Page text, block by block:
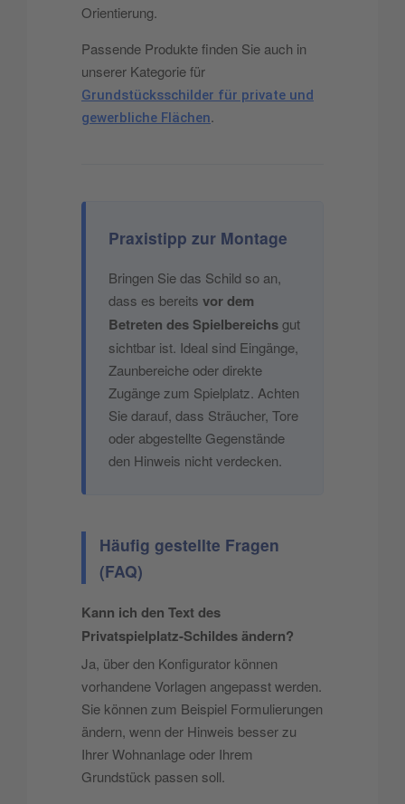
Orientierung.
Passende Produkte finden Sie auch in
unserer Kategorie für
Grundstücksschilder für private und
gewerbliche Flächen.
Praxistipp zur Montage
Bringen Sie das Schild so an,
dass es bereits vor dem
Betreten des Spielbereichsgut
sichtbar ist. Ideal sind Eingänge,
Zaunbereiche oder direkte
Zugänge zum Spielplatz. Achten
Sie darauf, dass Sträucher, Tore
oder abgestellte Gegenstände
den Hinweis nicht verdecken.
Häufig gestellte Fragen
(FAQ)
Kann ich den Text des
Privatspielplatz-Schildes ändern?
Ja, über den Konfigurator können
vorhandene Vorlagen angepasst werden.
Sie können zum Beispiel Formulierungen
ändern, wenn der Hinweis besser zu
Ihrer Wohnanlage oder Ihrem
Grundstück passen soll.